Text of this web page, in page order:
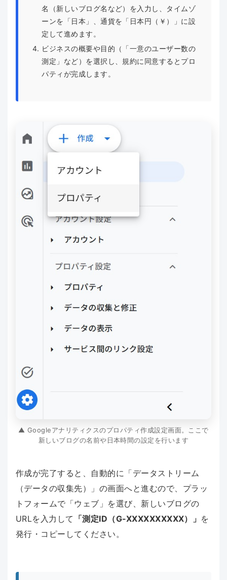
名（新しいブログ名など）を入力し、タイムゾ
ーンを「日本」、通貨を「日本円（￥）」に設
定して進めます。
ビジネスの概要や目的（「一意のユーザー数の
測定」など）を選択し、規約に同意するとプロ
パティが完成します。
▲ Googleアナリティクスのプロパティ作成設定画面。ここで
新しいブログの名前や日本時間の設定を行います
作成が完了すると、自動的に「データストリーム
（データの収集先）」の画面へと進むので、プラッ
トフォームで「ウェブ」を選び、新しいブログの
URLを入力して 「測定ID（G-XXXXXXXXXX）」 を
発行・コピーしてください。